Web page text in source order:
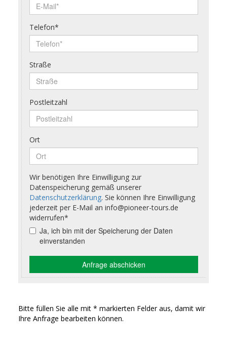
Bitte füllen Sie alle mit * markierten Felder aus, damit wir
Ihre Anfrage bearbeiten können.